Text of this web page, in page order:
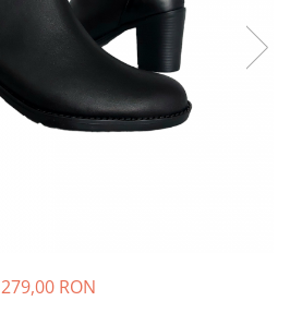
279,00 RON